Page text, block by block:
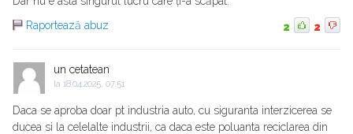
Raportează abuz
2 2
un cetatean
la 18.04.2025, 07:51
Daca se aproba doar pt industria auto, cu siguranta interzicerea se
ducea si la celelalte industrii, ca daca este poluanta reciclarea din